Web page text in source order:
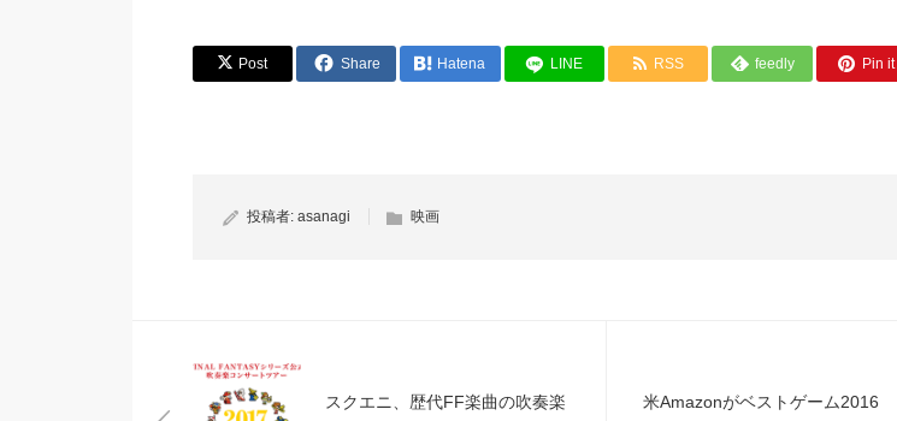
Post Share Hatena LINE RSS feedly Pin it
投稿者: asanagi 映画
スクエニ、歴代FF楽曲の吹奏楽
米Amazonがベストゲーム2016